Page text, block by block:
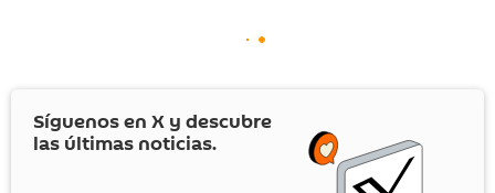
Síguenos en X y descubre
las últimas noticias.